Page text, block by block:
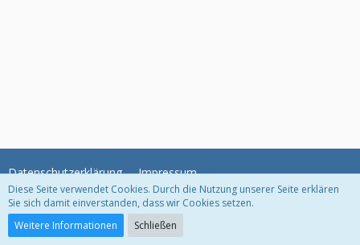
Datenschutzerklärung Impressum
Community-Software:
Diese Seite verwendet Cookies. Durch die Nutzung unserer Seite erklären
Sie sich damit einverstanden, dass wir Cookies setzen.
Weitere Informationen
Schließen